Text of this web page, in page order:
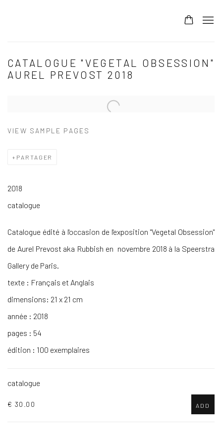
CATALOGUE "VEGETAL OBSESSION"
AUREL PREVOST 2018
VIEW SAMPLE PAGES
PARTAGER
2018
catalogue
Catalogue édité à l'occasion de l'exposition "Vegetal Obsession"
de Aurel Prevost aka Rubbish en novembre 2018 à la Speerstra
Gallery de Paris.
texte : Français et Anglais
dimensions: 21 x 21 cm
année : 2018
pages : 54
édition : 100 exemplaires
catalogue
€ 30.00 ADD